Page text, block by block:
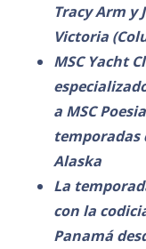
Tracy Arm y
Victoria
MSC Yacht
a MSC
temporadas
Alaska
La
con la
Panamá